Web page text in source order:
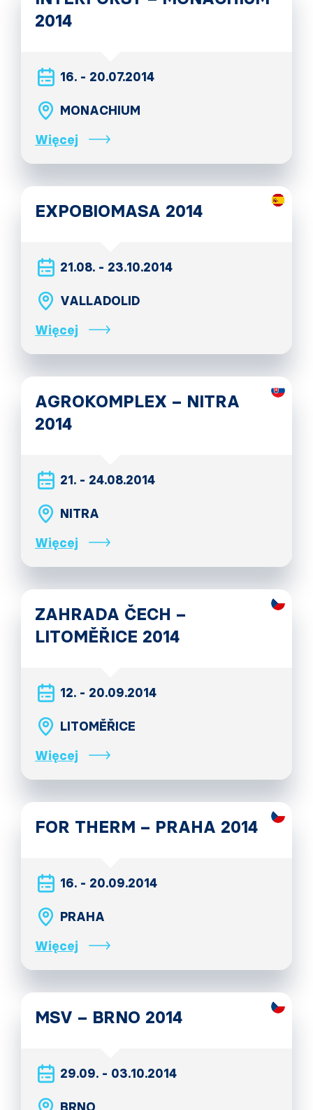
2014
16. - 20.07.2014
MONACHIUM
Więcej
EXPOBIOMASA 2014
21.08. - 23.10.2014
VALLADOLID
Więcej
AGROKOMPLEX – NITRA
2014
21. - 24.08.2014
NITRA
Więcej
ZAHRADA ČECH –
LITOMĚŘICE 2014
12. - 20.09.2014
LITOMĚŘICE
Więcej
FOR THERM – PRAHA 2014
16. - 20.09.2014
PRAHA
Więcej
MSV – BRNO 2014
29.09. - 03.10.2014